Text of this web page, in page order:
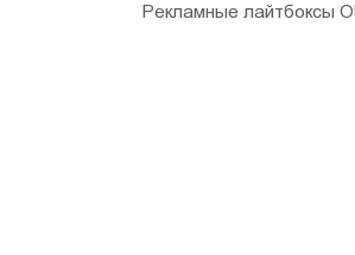
Рекламные лайтбоксы